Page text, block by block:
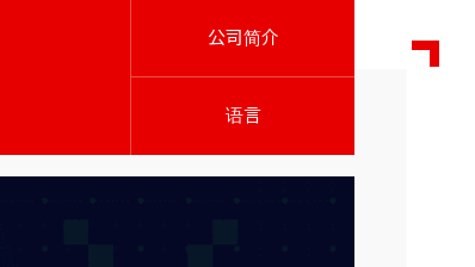
公司简介
语言